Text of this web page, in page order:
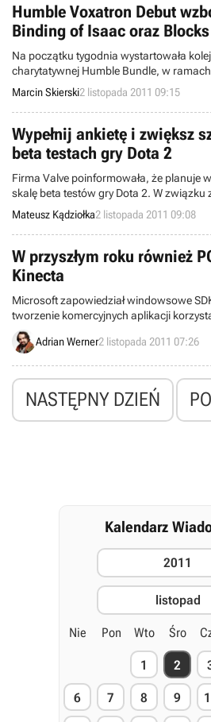
Humble Voxatron Debut
Binding of Isaac oraz
Na początku tygodnia wystartowała
charytatywnej Humble Bundle, w
możemy nabyć wersję alfa gry Voxatron.
wzbogacona o kolejne dwie produkcje -
Isaac oraz platformówkę logiczną
Marcin Skierski2 listopada 2011 09:15
Wypełnij ankietę i zwiększ
beta testach gry Dota 2
Firma Valve poinformowała, że planuje
skalę beta testów gry Dota 2. W związku
wzięcie w niej udziału proszeni są o
Udostępniono również pierwszą część
Secret Shop.
Mateusz Kądziołka2 listopada 2011 09:08
W przyszłym roku również
Kinecta
Microsoft zapowiedział windowsowe
tworzenie komercyjnych aplikacji
Adrian Werner2 listopada 2011 07:26
NASTĘPNY DZIEŃ
Kalendarz
2011
listopad
Nie Pon Wto Śro
1 2
6 7 8 9